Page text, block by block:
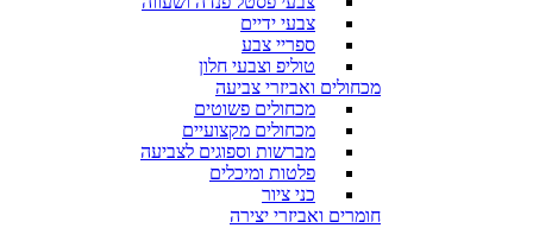
צבעי ידיים
ספריי צבע
טוליפ וצבעי חלון
מכחולים ואביזרי צביעה
מכחולים פשוטים
מכחולים מקצועיים
מברשות וספוגים לצביעה
פלטות ומיכלים
כני ציור
חומרים ואביזרי יצירה